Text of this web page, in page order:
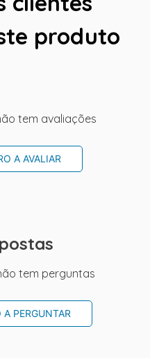
produto
tem avaliações
A AVALIAR
tem perguntas
PERGUNTAR